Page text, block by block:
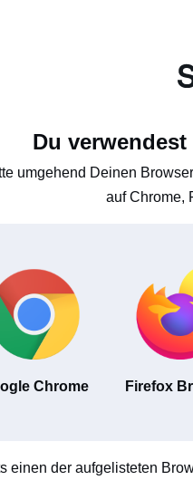
Du
umgehend Deinen
auf Chrome,
Chrome Firefox
einen der aufgelisteten